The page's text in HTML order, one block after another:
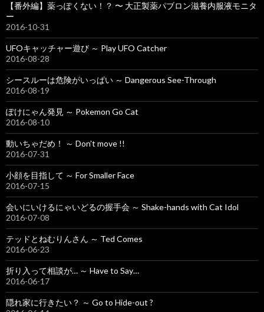
【番外編】薬っぽくない！？ 〜 大正製薬パブロン滋養内服液モニタ
ー
2016-10-31
UFOキャッチャー遊び ～ Play UFO Catcher
2016-08-28
シースルーは危険がいっぱい ～ Dangerous See-Through
2016-08-19
ぽけにゃん発見 ～ Pokemon Go Cat
2016-08-10
動いちゃだめ！ ～ Don’t move !!
2016-07-31
小顔を目指して ～ For Smaller Face
2016-07-15
会いにいけるにゃいどるの握手会 ～ Shake-hands with Cat Idol
2016-07-08
テッドとねむりんさん ～ Ted Comes
2016-06-23
折り入って相談が… ～ Have to Say…
2016-06-17
隠れ家に行きたい？ ～ Go to Hide-out ?